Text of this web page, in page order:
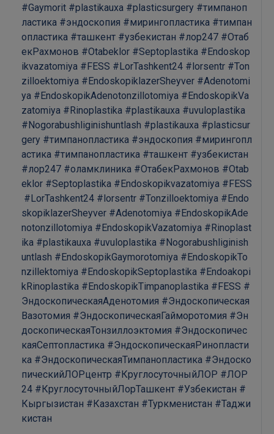
#Gaymorit #plastikauxa #plasticsurgery #тимпаноп
ластика #эндоскопия #мирингопластика #тимпан
опластика #ташкент #узбекистан #лор247 #Отаб
екРахмонов #Otabeklor #Septoplastika #Endoskop
ikvazatomiya #FESS #LorTashkent24 #lorsentr #Ton
zilloektomiya #EndoskopiklazerSheyver #Adenotomi
ya #EndoskopikAdenotonzillotomiya #EndoskopikVa
zatomiya #Rinoplastika #plastikauxa #uvuloplastika
#Nogorabushliginishuntlash #plastikauxa #plasticsur
gery #тимпанопластика #эндоскопия #мирингопл
астика #тимпанопластика #ташкент #узбекистан
#лор247 #оламклиника #ОтабекРахмонов #Otab
eklor #Septoplastika #Endoskopikvazatomiya #FESS
#LorTashkent24 #lorsentr #Tonzilloektomiya #Endo
skopiklazerSheyver #Adenotomiya #EndoskopikAde
notonzillotomiya #EndoskopikVazatomiya #Rinoplast
ika #plastikauxa #uvuloplastika #Nogorabushliginish
untlash #EndoskopikGaymorotomiya #EndoskopikTo
nzillektomiya #EndoskopikSeptoplastika #Endoakopi
kRinoplastika #EndoskopikTimpanoplastika #FESS #
ЭндоскопическаяАденотомия #Эндоскопическая
Вазотомия #ЭндоскопическаяГайморотомия #Эн
доскопическаяТонзиллоэктомия #Эндоскопичес
каяСептопластика #ЭндоскопическаяРинопласти
ка #ЭндоскопическаяТимпанопластика #Эндоско
пическийЛОРцентр #КруглосуточныйЛОР #ЛОР
24 #КруглосуточныйЛорТашкент #Узбекистан #
Кыргызистан #Казахстан #Туркменистан #Таджи
кистан